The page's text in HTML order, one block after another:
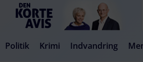
Politik Krimi Indvandring